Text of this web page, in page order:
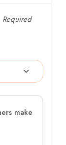
Required